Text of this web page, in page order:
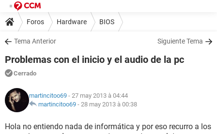
Foros Hardware BIOS
Tema Anterior Siguiente Tema
Problemas con el inicio y el audio de la pc
Cerrado
martincitoo69 - 27 may 2013 à 04:44
martincitoo69 - 28 may 2013 à 00:38
Hola no entiendo nada de informática y por eso recurro a los